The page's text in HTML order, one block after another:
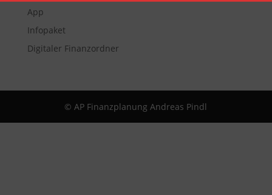
App
Infopaket
Digitaler Finanzordner
© AP Finanzplanung Andreas Pindl